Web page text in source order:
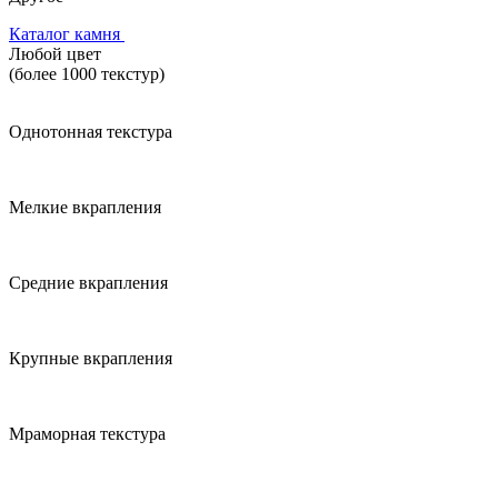
Каталог камня
Любой цвет
(более 1000 текстур)
Однотонная текстура
Мелкие вкрапления
Средние вкрапления
Крупные вкрапления
Мраморная текстура